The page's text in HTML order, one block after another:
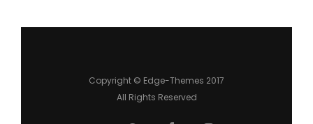
Copyright © Edge-Themes 2017
All Rights Reserved